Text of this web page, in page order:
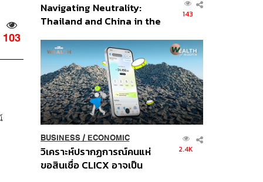
103
Navigating Neutrality:
Thailand and China in the
Order
143
BUSINESS/ ECONOMIC
วิเคราะห์ปรากฏการณ์คนแห่
ขอสินเชื่อ CLICX อาจเป็น
2.4K